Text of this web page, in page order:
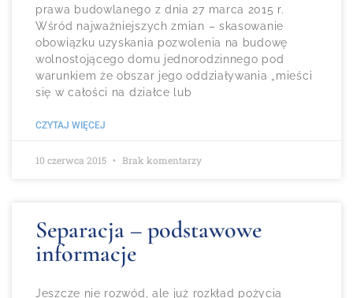
prawa budowlanego z dnia 27 marca 2015 r.
Wśród najważniejszych zmian – skasowanie
obowiązku uzyskania pozwolenia na budowę
wolnostojącego domu jednorodzinnego pod
warunkiem że obszar jego oddziaływania „mieści
się w całości na działce lub
CZYTAJ WIĘCEJ
10 czerwca 2015 Brak komentarzy
Separacja – podstawowe
informacje
Jeszcze nie rozwód, ale już rozkład pożycia